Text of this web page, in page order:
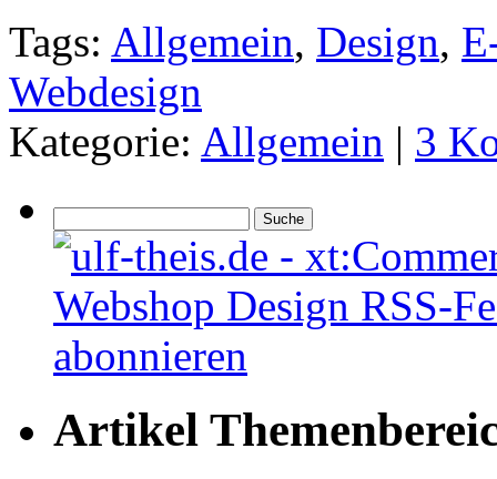
Tags: Allgemein, Design,
Webdesign
Kategorie: Allgemein | 3
Artikel